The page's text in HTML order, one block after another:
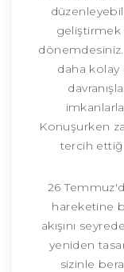
geliştirmek
daha kolay
Konuşurken
tercih
26
hareketine
akışını
yeniden
sizinle